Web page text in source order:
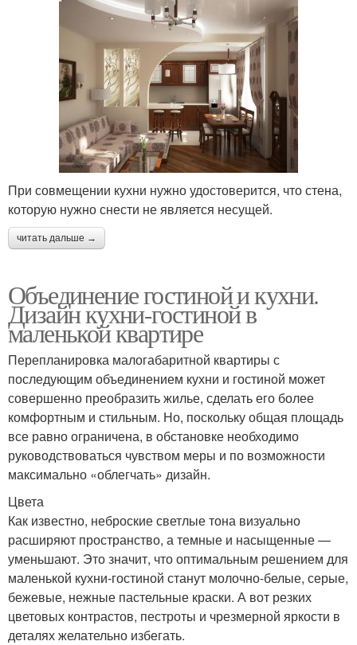
При совмещении кухни нужно удостоверится, что стена,
которую нужно снести не является несущей.
читать дальше →
Объединение гостиной и кухни.
Дизайн кухни-гостиной в
маленькой квартире
Перепланировка малогабаритной квартиры с
последующим объединением кухни и гостиной может
совершенно преобразить жилье, сделать его более
комфортным и стильным. Но, поскольку общая площадь
все равно ограничена, в обстановке необходимо
руководствоваться чувством меры и по возможности
максимально «облегчать» дизайн.
Цвета
Как известно, неброские светлые тона визуально
расширяют пространство, а темные и насыщенные —
уменьшают. Это значит, что оптимальным решением для
маленькой кухни-гостиной станут молочно-белые, серые,
бежевые, нежные пастельные краски. А вот резких
цветовых контрастов, пестроты и чрезмерной яркости в
деталях желательно избегать.